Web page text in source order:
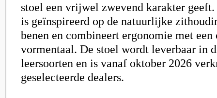
stoel een vrijwel zwevend karakter
is geïnspireerd op de natuurlijke
benen en combineert ergonomie met een
vormentaal. De stoel wordt leverbaar in
leersoorten en is vanaf oktober 2026
geselecteerde dealers.